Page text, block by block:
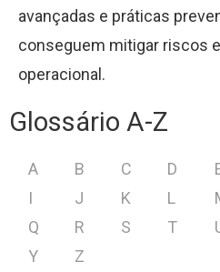
avançadas e práticas
conseguem mitigar riscos
operacional.
Glossário A-Z
A B C D
I
J K L
Q
R S T
Y
Z